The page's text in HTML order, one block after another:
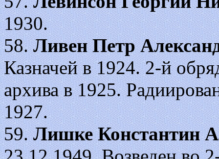
1930.
58.Ливен Петр
Казначей в 1924. 2-й
архива в 1925.
1927.
59.Лишке Константин